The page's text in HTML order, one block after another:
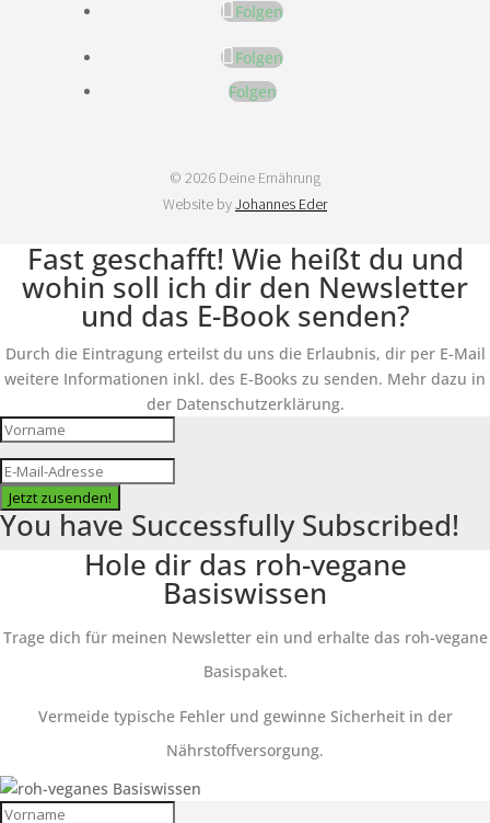
Folgen
Folgen
Folgen
© 2026 Deine Ernährung
Website byJohannes Eder
Fast geschafft! Wie heißt du und
wohin soll ich dir den Newsletter
und das E-Book senden?
Durch die Eintragung erteilst du uns die Erlaubnis, dir per E-Mail
weitere Informationen inkl. des E-Books zu senden. Mehr dazu in
der Datenschutzerklärung.
Jetzt zusenden!
You have Successfully Subscribed!
Hole dir das roh-vegane
Basiswissen
Trage dich für meinen Newsletter ein und erhalte das roh-vegane
Basispaket.
Vermeide typische Fehler und gewinne Sicherheit in der
Nährstoffversorgung.